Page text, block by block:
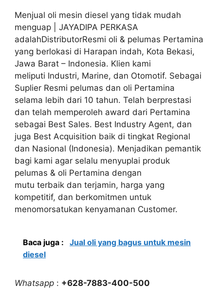
Menjual oli mesin diesel yang tidak mudah
menguap | JAYADIPA PERKASA
adalahDistributorResmi oli & pelumas Pertamina
yang berlokasi di Harapan indah, Kota Bekasi,
Jawa Barat – Indonesia. Klien kami
meliputi Industri, Marine, dan Otomotif. Sebagai
Suplier Resmi pelumas dan oli Pertamina
selama lebih dari 10 tahun. Telah berprestasi
dan telah memperoleh award dari Pertamina
sebagai Best Sales. Best Industry Agent, dan
juga Best Acquisition baik di tingkat Regional
dan Nasional (Indonesia). Menjadikan pemantik
bagi kami agar selalu menyuplai produk
pelumas & oli Pertamina dengan
mutu terbaik dan terjamin, harga yang
kompetitif, dan berkomitmen untuk
menomorsatukan kenyamanan Customer.
Baca juga :
Jual oli yang bagus untuk mesin
diesel
Whatsapp : +628-7883-400-500